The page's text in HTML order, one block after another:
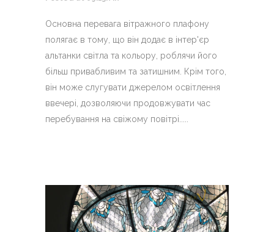
Основна перевага вітражного плафону
полягає в тому, що він додає в інтер'єр
альтанки світла та кольору, роблячи його
більш привабливим та затишним. Крім того,
він може слугувати джерелом освітлення
ввечері, дозволяючи продовжувати час
перебування на свіжому повітрі.....